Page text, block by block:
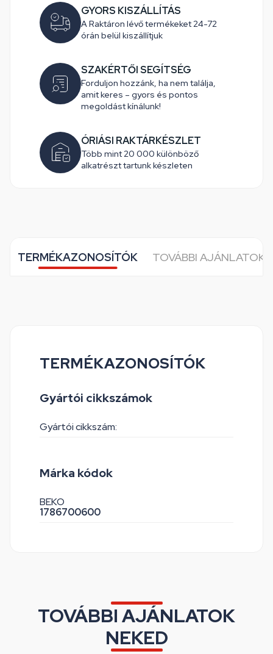
GYORS KISZÁLLÍTÁS
A Raktáron lévő termékeket 24-72
órán belül kiszállítjuk
SZAKÉRTŐI SEGÍTSÉG
Forduljon hozzánk, ha nem találja,
amit keres – gyors és pontos
megoldást kínálunk!
ÓRIÁSI RAKTÁRKÉSZLET
Több mint 20 000 különböző
alkatrészt tartunk készleten
TERMÉKAZONOSÍTÓK TOVÁBBI AJÁNLATOK
TERMÉKAZONOSÍTÓK
Gyártói cikkszámok
Gyártói cikkszám:
Márka kódok
BEKO
1786700600
TOVÁBBI AJÁNLATOK
NEKED